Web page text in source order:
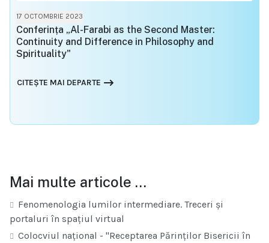
17 OCTOMBRIE 2023
Conferința „Al-Farabi as the Second Master:
Continuity and Difference in Philosophy and
Spirituality"
CITEȘTE MAI DEPARTE
Mai multe articole …
Fenomenologia lumilor intermediare. Treceri și
portaluri în spațiul virtual
Colocviul național - "Receptarea Părinților Bisericii în